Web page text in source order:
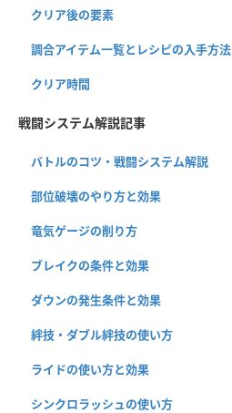
クリア後の要素
調合アイテム一覧とレシピの入手方法
クリア時間
戦闘システム解説記事
バトルのコツ・戦闘システム解説
部位破壊のやり方と効果
竜気ゲージの削り方
ブレイクの条件と効果
ダウンの発生条件と効果
絆技・ダブル絆技の使い方
ライドの使い方と効果
シンクロラッシュの使い方